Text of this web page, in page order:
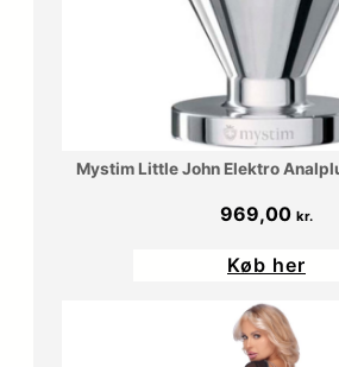
Mystim Little John Elektro
969,00 kr.
Køb her